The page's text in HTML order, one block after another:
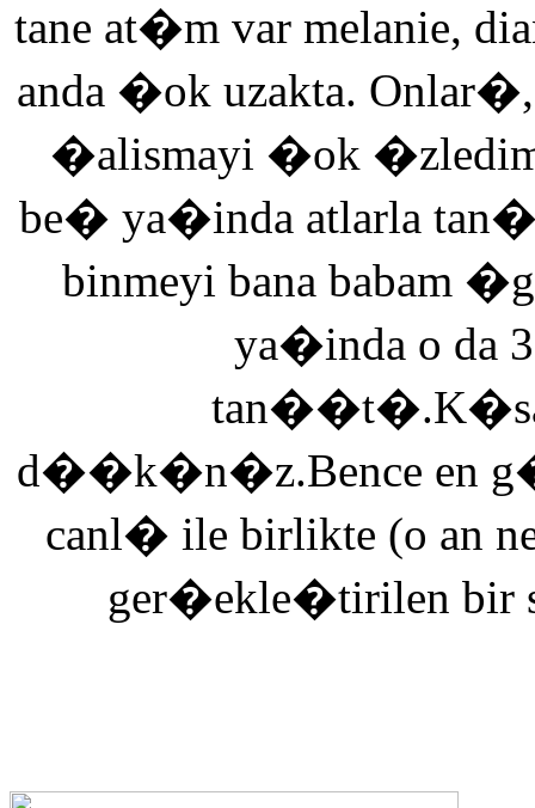
tane at�m var melanie,
anda �ok uzakta.
�alismayi �ok
be� ya�inda atlarla
binmeyi bana babam
ya�inda o da
d��k�n�z.Bence en
canl� ile birlikte (o an
ger�ekle�tirilen bir